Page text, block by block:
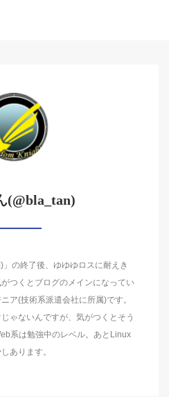
(@bla_tan)
」の終了後、ゆゆゆロスに耐えき
つくとブログのメインになってい
ア(技術系派遣会社に所属)です。
ゃないんですが、気がつくとそう
系は勉強中のレベル。あとLinux
あります。